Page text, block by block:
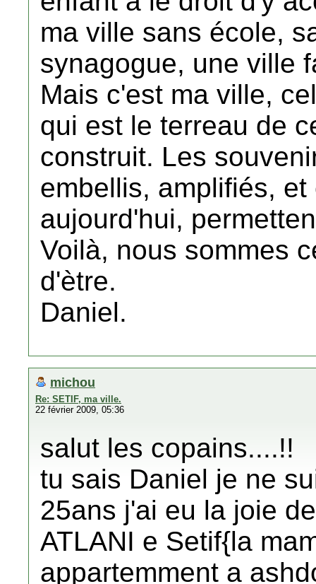
ma ville sans école,
synagogue, une ville
Mais c'est ma ville,
qui est le terreau de
construit. Les
embellis, amplifiés,
aujourd'hui,
Voilà, nous sommes
d'ètre.
Daniel.
michou
Re: SETIF, ma ville.
22 février 2009, 05:36
salut les copains....!!
tu sais Daniel je ne
25ans j'ai eu la joie
ATLANI e Setif{la
appartemment a